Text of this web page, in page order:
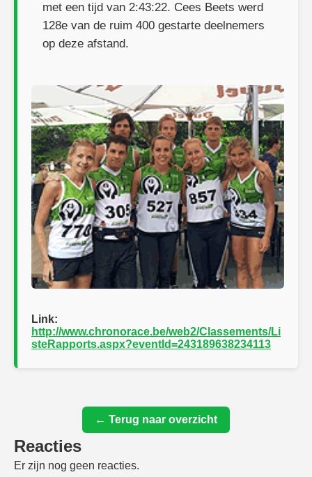
met een tijd van 2:43:22. Cees Beets werd
128e van de ruim 400 gestarte deelnemers
op deze afstand.
Link:
http://www.chronorace.be/web2/Classements/Li
steRapports.aspx?eventId=243189638234113
← Terug naar overzicht
Reacties
Er zijn nog geen reacties.